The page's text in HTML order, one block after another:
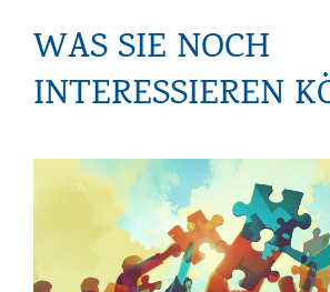
WAS SIE NOCH
INTERESSIEREN